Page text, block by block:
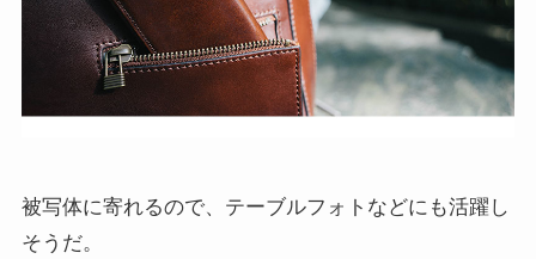
被写体に寄れるので、テーブルフォトなどにも活躍し
そうだ。